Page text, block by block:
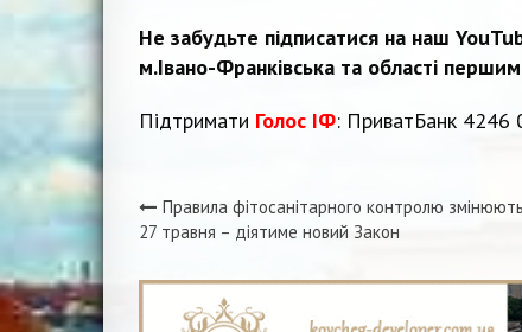
Не забудьте підписатися на наш
м.Івано-Франківська та області
Підтримати Голос ІФ: ПриватБанк
Навігація
записів
Правила фітосанітарного контролю
27 травня – діятиме новий Закон